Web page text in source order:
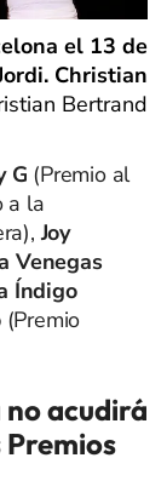
el 13 de
Christian
Bertrand
G (Premio al
a la
Joy
Venegas
Índigo
(Premio
no acudirá